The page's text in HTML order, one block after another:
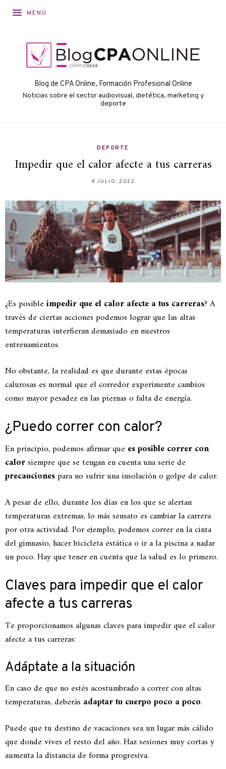
MENÚ
Blog de CPA Online, Formación Profesional Online
Noticias sobre el sector audiovisual, dietética, marketing y
deporte
DEPORTE
Impedir que el calor afecte a tus carreras
4 JULIO, 2022
¿Es posibleimpedir que el calor afecte a tus carreras? A
través de ciertas acciones podemos lograr que las altas
temperaturas interfieran demasiado en nuestros
entrenamientos.
No obstante, la realidad es que durante estas épocas
calurosas es normal que el corredor experimente cambios
como mayor pesadez en las piernas o falta de energía.
¿Puedo correr con calor?
En principio, podemos afirmar que es posible correr con
calorsiempre que se tengan en cuenta una serie de
precaucionespara no sufrir una insolación o golpe de calor.
A pesar de ello, durante los días en los que se alertan
temperaturas extremas, lo más sensato es cambiar la carrera
por otra actividad. Por ejemplo, podemos correr en la cinta
del gimnasio, hacer bicicleta estática o ir a la piscina a nadar
un poco. Hay que tener en cuenta que la salud es lo primero.
Claves para impedir que el calor
afecte a tus carreras
Te proporcionamos algunas claves para impedir que el calor
afecte a tus carreras:
Adáptate a la situación
En caso de que no estés acostumbrado a correr con altas
temperaturas, deberás adaptar tu cuerpo poco a poco.
Puede que tu destino de vacaciones sea un lugar más cálido
que donde vives el resto del año. Haz sesiones muy cortas y
aumenta la distancia de forma progresiva.